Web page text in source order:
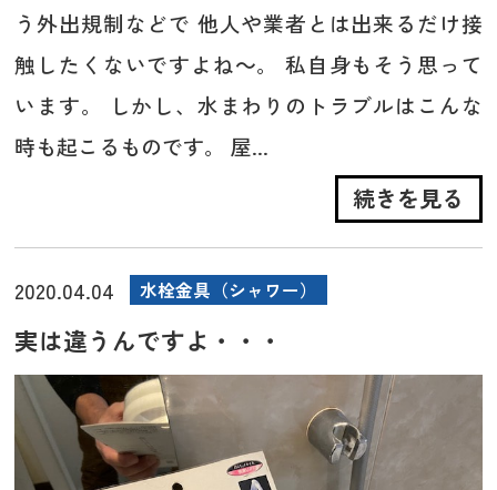
う外出規制などで 他人や業者とは出来るだけ接
触したくないですよね～。 私自身もそう思って
います。 しかし、水まわりのトラブルはこんな
時も起こるものです。 屋...
続きを見る
2020.04.04 水栓金具（シャワー）
実は違うんですよ・・・